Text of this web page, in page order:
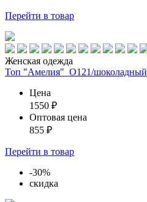
Перейти в товар
Женская одежда
Топ "Амелия"_О121/шоколадный
Цена
1550 ₽
Оптовая цена
855 ₽
Перейти в товар
-30%
скидка